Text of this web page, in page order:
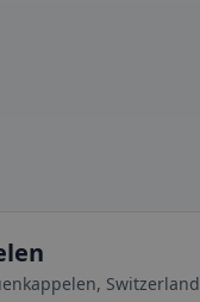
Switzerland